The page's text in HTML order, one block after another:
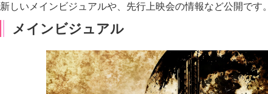
新しいメインビジュアルや、先行上映会の情報など公開です。
メインビジュアル